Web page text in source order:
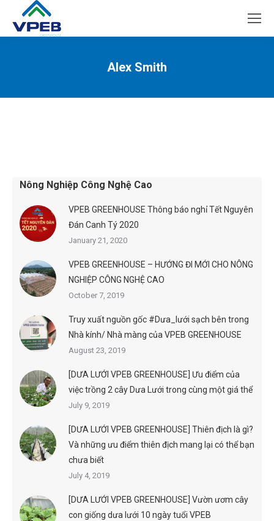
Alex Smith
Nông Nghiệp Công Nghệ Cao
VPEB GREENHOUSE Thông báo nghỉ Tết Nguyên
Đán Canh Tý 2020
January 21, 2020
VPEB GREENHOUSE – HƯỚNG ĐI MỚI CHO NÔNG
NGHIỆP CÔNG NGHỆ CAO
October 7, 2019
Truy xuất nguồn gốc #Dưa_lưới sạch bên trong
Nhà kính/ Nhà màng của VPEB GREENHOUSE
August 23, 2019
[DƯA LƯỚI VPEB GREENHOUSE] Ưu điểm của
việc trồng 2 cây Dưa Lưới trong cùng một giá thể
July 9, 2019
[DƯA LƯỚI VPEB GREENHOUSE] Thiên địch là gì?
Và những ưu điểm thiên địch mang lại có thể bạn
chưa biết
July 4, 2019
[DƯA LƯỚI VPEB GREENHOUSE] Vườn ươm cây
con giống dưa lưới 10 ngày tuổi VPEB